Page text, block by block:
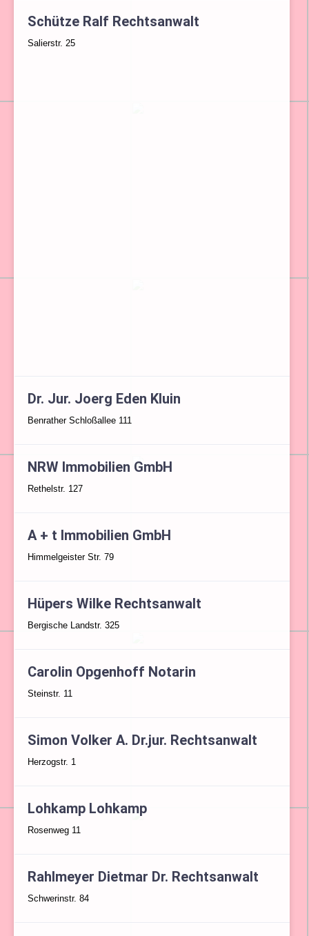
Schütze Ralf Rechtsanwalt
Salierstr. 25
Dr. Jur. Joerg Eden Kluin
Benrather Schloßallee 111
NRW Immobilien GmbH
Rethelstr. 127
A + t Immobilien GmbH
Himmelgeister Str. 79
Hüpers Wilke Rechtsanwalt
Bergische Landstr. 325
Carolin Opgenhoff Notarin
Steinstr. 11
Simon Volker A. Dr.jur. Rechtsanwalt
Herzogstr. 1
Lohkamp Lohkamp
Rosenweg 11
Rahlmeyer Dietmar Dr. Rechtsanwalt
Schwerinstr. 84